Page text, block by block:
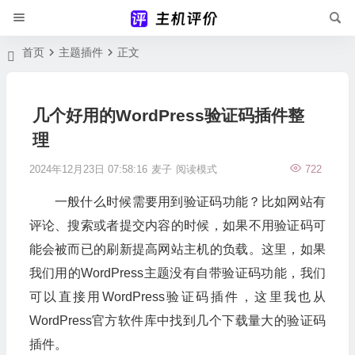
首页 主题插件 正文
几个好用的WordPress验证码插件整
理
2024年12月23日 07:58:16 麦子 722
阅读模式
一般什么时候需要用到验证码功能？比如网站有
评论、搜索或者提交内容的时候，如果不用验证码可
能会被而已的刷新提高网站主机的负载。这里，如果
我们用的WordPress主题没有自带验证码功能，我们
可以直接用WordPress验证码插件，这里我也从
WordPress官方软件库中找到几个下载量大的验证码
插件。